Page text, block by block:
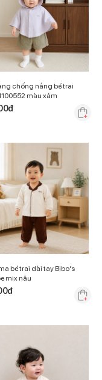
chống nắng bé trai
màu xám
đ
bé trai dài tay Bibo's
mix nâu
đ